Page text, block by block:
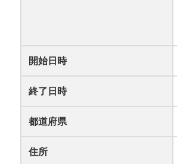
開始日時
終了日時
都道府県
住所